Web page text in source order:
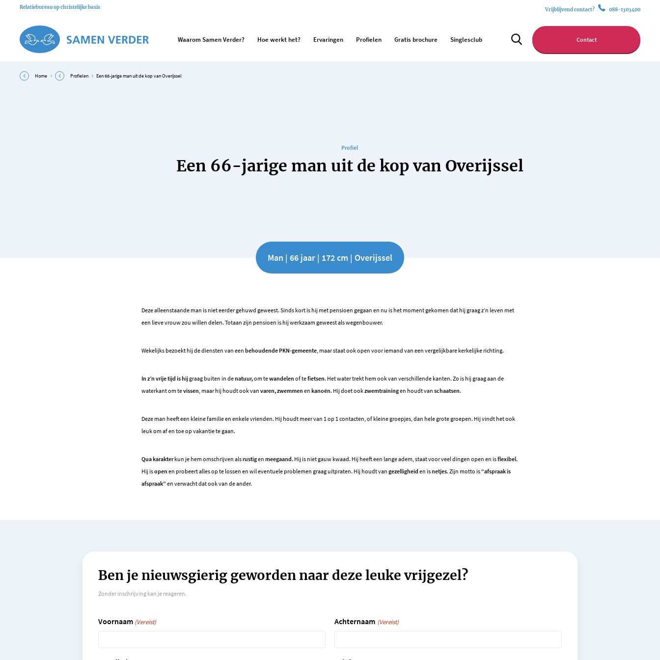
Relatiebureau op christelijke basis Vrijblijvend contact? 088-1303400
Waarom Samen Verder? Hoe werkt het? Ervaringen Profielen Gratis brochure Singlesclub Contact
Home Profielen Een 66-jarige man uit de kop van Overijssel
Profiel
Een 66-jarige man uit de kop van Overijssel
Man | 66 jaar | 172 cm | Overijssel
Deze alleenstaande man is niet eerder gehuwd geweest. Sinds kort is hij met pensioen gegaan en nu is het moment gekomen dat hij graag z’n leven met
een lieve vrouw zou willen delen. Totaan zijn pensioen is hij werkzaam geweest als wegenbouwer.
Wekelijks bezoekt hij de diensten van een behoudende PKN-gemeente, maar staat ook open voor iemand van een vergelijkbare kerkelijke richting.
In z’n vrije tijd is hijgraag buiten in denatuur,om tewandelen of tefietsen. Het water trekt hem ook van verschillende kanten. Zo is hij graag aan de
waterkant om tevissen, maar hij houdt ook van varen, zwemmen en kanoën. Hij doet ookzwemtrainingen houdt van schaatsen.
Deze man heeft een kleine familie en enkele vrienden. Hij houdt meer van 1 op 1 contacten, of kleine groepjes, dan hele grote groepen. Hij vindt het ook
leuk om af en toe op vakantie te gaan.
Qua karakterkun je hem omschrijven alsrustigen meegaand. Hij is niet gauw kwaad. Hij heeft een lange adem, staat voor veel dingen open en isflexibel.
Hij isopen en probeert alles op te lossen en wil eventuele problemen graag uitpraten. Hij houdt van gezelligheid en isnetjes. Zijn motto is“afspraak is
afspraak” en verwacht dat ook van de ander.
Ben je nieuwsgierig geworden naar deze leuke vrijgezel?
Zonder inschrijving kan je reageren.
Voornaam (Vereist) Achternaam (Vereist)